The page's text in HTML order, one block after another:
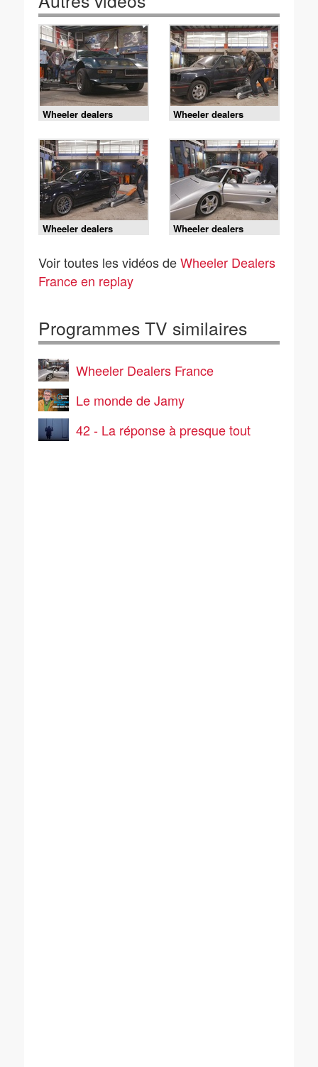
Wheeler dealers
France - S9E7 - Alpine
A310 1600
Wheeler dealers
France - S9E6 -
Peugeot 309 GTi
Wheeler dealers
France - S9E5 - BMW
Wheeler dealers
France - S9E3 - Ferrari
Voir toutes les vidéos deWheeler Dealers
France en replay
Programmes TV similaires
Wheeler Dealers France
Le monde de Jamy
42 - La réponse à presque tout